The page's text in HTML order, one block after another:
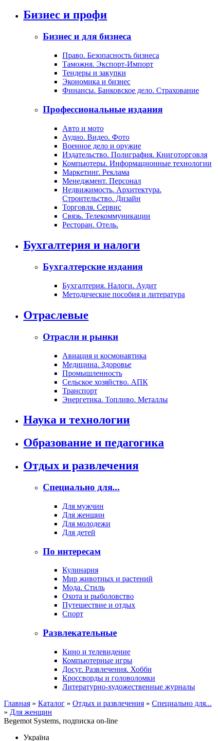
Бизнес и профи
Бизнес и для бизнеса
Право. Безопасность бизнеса
Таможня. Экспорт-Импорт
Тендеры и закупки
Экономика и бизнес
Финансы. Банковское дело. Страхование
Профессиональные издания
Авто и мото
Аудио. Видео. Фото
Военное дело и оружие
Издательство. Полиграфия. Книготорговля
Компьютеры. Информационные технологии
Маркетинг. Реклама
Менеджмент. Персонал
Недвижимость. Архитектура.
Строительство. Дизайн
Торговля. Сервис
Связь. Телекоммуникации
Ресторан. Отель.
Бухгалтерия и налоги
Бухгалтерские издания
Бухгалтерия. Налоги. Аудит
Методические пособия и литература
Отраслевые
Отрасли и рынки
Авиация и космонавтика
Медицина. Здоровье
Промышленность
Сельское хозяйство. АПК
Транспорт
Энергетика. Топливо. Металлы
Наука и технологии
Образование и педагогика
Отдых и развлечения
Специально для...
Для мужчин
Для женщин
Для молодежи
Для детей
По интересам
Кулинария
Мир животных и растений
Мода. Стиль
Охота и рыболовство
Путешествие и отдых
Спорт
Развлекательные
Кино и телевидение
Компьютерные игры
Досуг. Развлечения. Хобби
Кроссворды и головоломки
Литературно-художественные журналы
Главная » Каталог » Отдых и развлечения » Специально для...
» Для женщин
Begemot Systems, подписка on-line
Україна